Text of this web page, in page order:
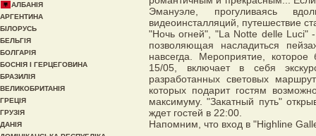
Эмануэле, прогуливаясь
видеоинсталляций, путешествие
"Ночь огней", "La Notte delle Luci"
позволяющая насладиться
навсегда. Мероприятие,
15/05, включает в себя
разработанных световых
которых подарит гостям
максимуму. "Закатный путь"
ждет гостей в 22:00.
Напомним, что вход в "Highline
АЛБАНІЯ
АРГЕНТИНА
БІЛОРУСЬ
БЕЛЬГІЯ
БОЛГАРІЯ
БОСНІЯ І ГЕРЦЕГОВИНА
БРАЗИЛІЯ
ВЕЛИКОБРИТАНІЯ
ГРЕЦІЯ
ГРУЗІЯ
ДАНІЯ